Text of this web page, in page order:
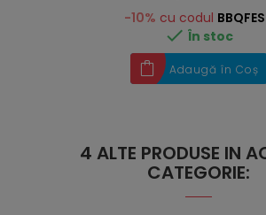
-10% cu codul
 În stoc
Adaugă în Coș
4 ALTE PRODUSE IN
CATEGORIE: